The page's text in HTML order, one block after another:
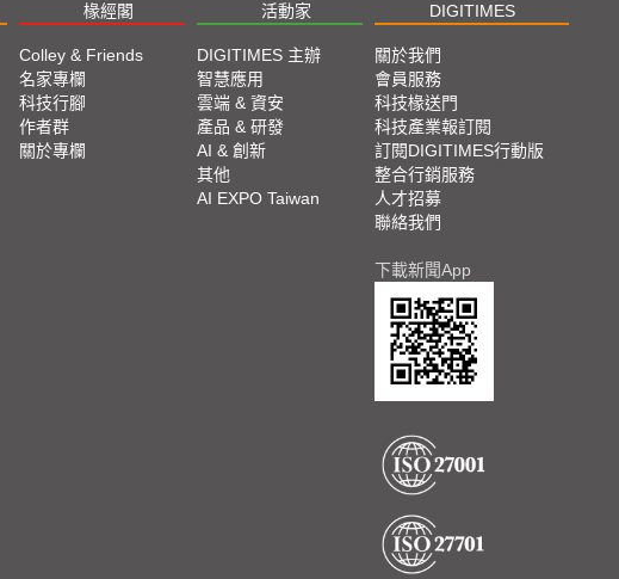
椽經閣 活動家 DIGITIMES
Colley & Friends
名家專欄
科技行腳
作者群
關於專欄
DIGITIMES 主辦
智慧應用
雲端 & 資安
產品 & 研發
AI & 創新
其他
AI EXPO Taiwan
關於我們
會員服務
科技椽送門
科技產業報訂閱
訂閱DIGITIMES行動版
整合行銷服務
人才招募
聯絡我們
下載新聞App